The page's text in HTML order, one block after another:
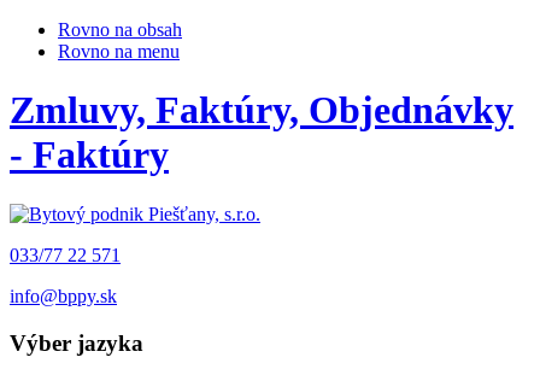
Rovno na obsah
Rovno na menu
Zmluvy, Faktúry, Objednávky
- Faktúry
033/77 22 571
info@bppy.sk
Výber jazyka